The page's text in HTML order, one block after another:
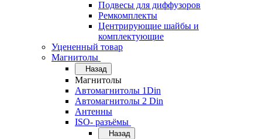
Подвесы для диффузоров
Ремкомплекты
Центрирующие шайбы и
комплектующие
Уцененный товар
Магнитолы
Назад
Магнитолы
Автомагнитолы 1Din
Автомагнитолы 2 Din
Антенны
ISO- разъёмы
Назад